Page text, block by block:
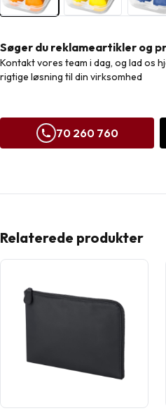
Søger du reklameartikler og
Kontakt vores team i dag, og lad os
rigtige løsning til din virksomhed
70 260 760
Relaterede produkter